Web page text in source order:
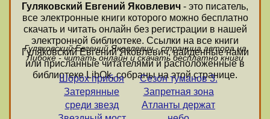
Гуляковский Евгений Яковлевич - это писатель,
все электронные книги которого можно бесплатно
скачать и читать онлайн без регистрации в нашей
электронной библиотеке. Ссылки на все книги
Гуляковский Евгений Яковлевич, найденные нами
или присланные читателями и расположенные в
библиотеке LibOk, собраны на этой странице.
Гуляковский Евгений Яковлевич - страница автора на
Либоке - читать онлайн и скачать бесплатно книги
Шорох прибоя
Затерянные
среди звезд
Сезон туманов 3.
Запретная зона
Атланты держат